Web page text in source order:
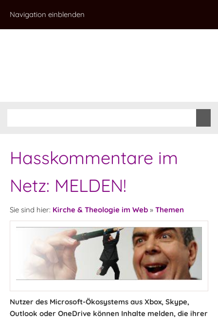
Navigation einblenden
Hasskommentare im
Netz: MELDEN!
Sie sind hier: Kirche & Theologie im Web » Themen
Nutzer des Microsoft-Ökosystems aus Xbox, Skype,
Outlook oder OneDrive können Inhalte melden, die ihrer